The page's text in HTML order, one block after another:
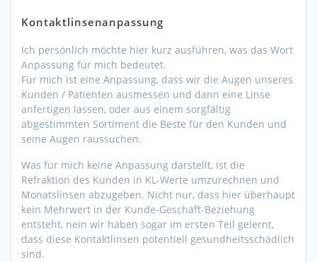
Kontaktlinsenanpassung
Ich persönlich möchte hier kurz ausführen, was das Wort
Anpassung für mich bedeutet.
Für mich ist eine Anpassung, dass wir die Augen unseres
Kunden / Patienten ausmessen und dann eine Linse
anfertigen lassen, oder aus einem sorgfältig
abgestimmten Sortiment die Beste für den Kunden und
seine Augen raussuchen.
Was für mich keine Anpassung darstellt, ist die
Refraktion des Kunden in KL-Werte umzurechnen und
Monatslinsen abzugeben. Nicht nur, dass hier überhaupt
kein Mehrwert in der Kunde-Geschäft-Beziehung
entsteht, nein wir haben sogar im ersten Teil gelernt,
dass diese Kontaktlinsen potentiell gesundheitsschädlich
sind.